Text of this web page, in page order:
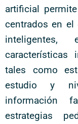
artificial
centrados en el
características
tales como
estudio y
información
estrategias